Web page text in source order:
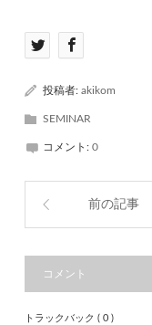
投稿者:akikom
SEMINAR
コメント:0
前の記事
コメント
トラックバック ( 0 )